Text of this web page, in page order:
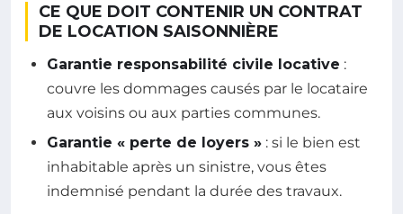
CE QUE DOIT CONTENIR UN CONTRAT
DE LOCATION SAISONNIÈRE
Garantie responsabilité civile locative :
couvre les dommages causés par le locataire
aux voisins ou aux parties communes.
Garantie « perte de loyers » : si le bien est
inhabitable après un sinistre, vous êtes
indemnisé pendant la durée des travaux.